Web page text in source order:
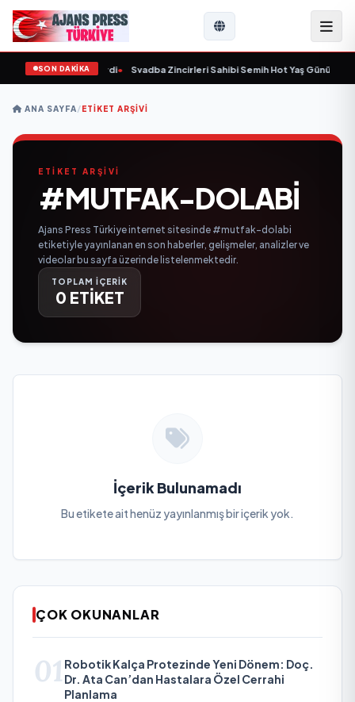
SON DAKİKA
yaşamını yitirdi• Svadba Zincirleri Sahibi Semih Hot Yaş Gününü
ANA SAYFA/ETIKET ARŞIVI
ETİKET ARŞİVİ
#MUTFAK-DOLABI
Ajans Press Türkiye internet sitesinde #mutfak-dolabi
etiketiyle yayınlanan en son haberler, gelişmeler, analizler ve
videolar bu sayfa üzerinde listelenmektedir.
TOPLAM İÇERİK
0 ETİKET
İçerik Bulunamadı
Bu etikete ait henüz yayınlanmış bir içerik yok.
ÇOK OKUNANLAR
01 Robotik Kalça Protezinde Yeni Dönem: Doç.
Dr. Ata Can’dan Hastalara Özel Cerrahi
Planlama